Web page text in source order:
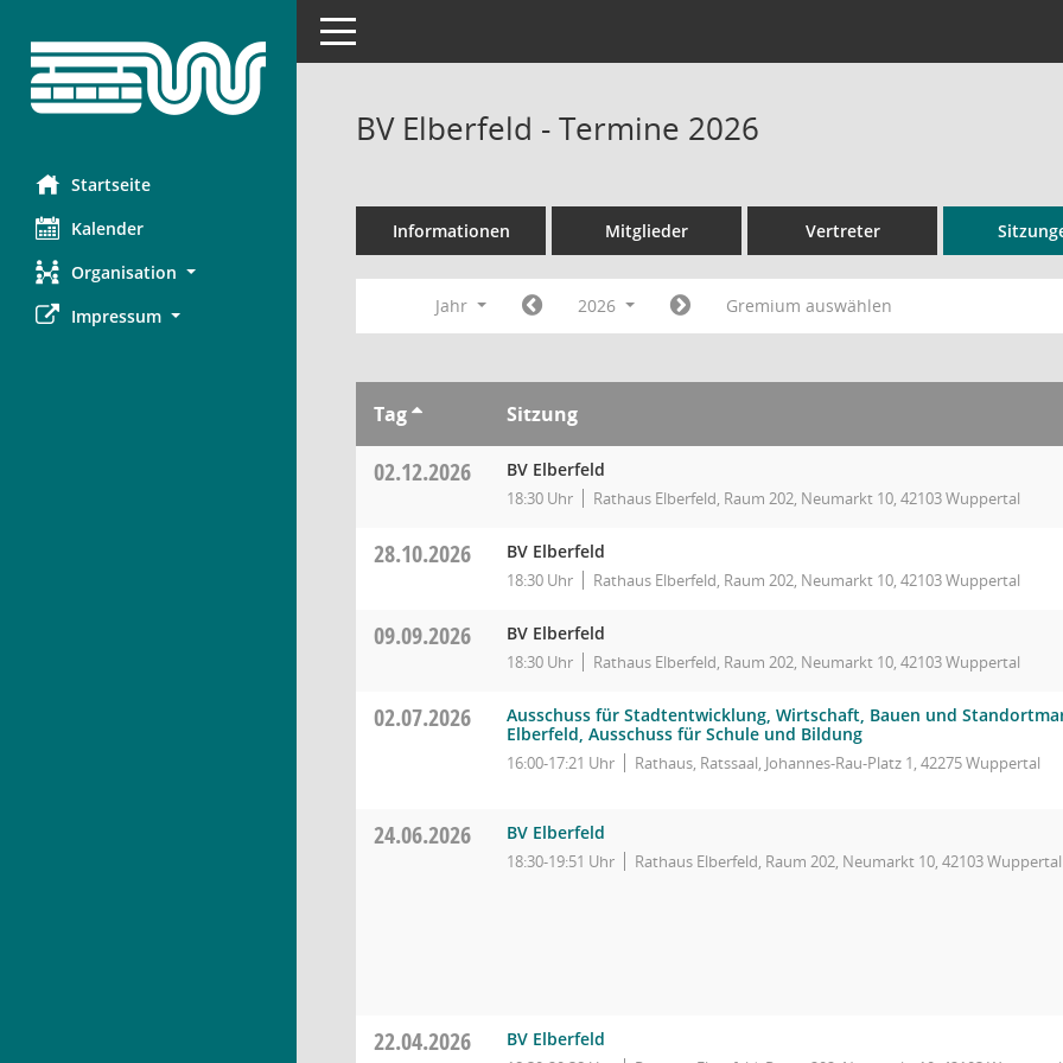
Startseite
Kalender
Organisation
Impressum
Toggle navigation
BV Elberfeld - Termine 2026
Informationen Mitglieder Vertreter
Jahr 2026 Gremium auswählen
Tag Sitzung
02.12.2026 BV Elberfeld
18:30 Uhr Rathaus Elberfeld, Raum 202, Neumarkt 10, 42103 Wuppertal
28.10.2026 BV Elberfeld
18:30 Uhr Rathaus Elberfeld, Raum 202, Neumarkt 10, 42103 Wuppertal
09.09.2026 BV Elberfeld
18:30 Uhr Rathaus Elberfeld, Raum 202, Neumarkt 10, 42103 Wuppertal
02.07.2026
Ausschuss für Stadtentwicklung, Wirtschaft, Bauen und
Elberfeld, Ausschuss für Schule und Bildung
16:00-17:21 Uhr Rathaus, Ratssaal, Johannes-Rau-Platz 1, 42275 Wuppertal
24.06.2026 BV Elberfeld
18:30-19:51 Uhr Rathaus Elberfeld, Raum 202, Neumarkt 10, 42103 Wuppertal
22.04.2026 BV Elberfeld